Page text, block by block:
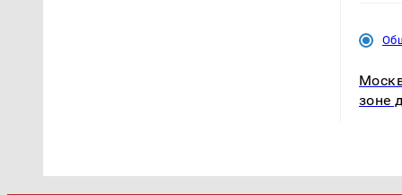
зоне